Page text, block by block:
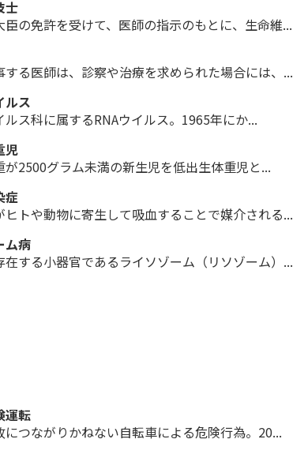
士
臣の免許を受けて、医師の指示のもとに、生命維...
する医師は、診察や治療を求められた場合には、...
ルス
ルス科に属するRNAウイルス。1965年にか...
児
が2500グラム未満の新生児を低出生体重児と...
症
ヒトや動物に寄生して吸血することで媒介される...
ム病
在する小器官であるライソゾーム（リソゾーム）...
運転
につながりかねない自転車による危険行為。20...